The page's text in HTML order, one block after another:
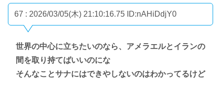
67 : 2026/03/05(木) 21:10:16.75 ID:nAHiDdjY0
世界の中心に立ちたいのなら、アメラエルとイランの
間を取り持てばいいのにな
そんなことサナにはできやしないのはわかってるけど